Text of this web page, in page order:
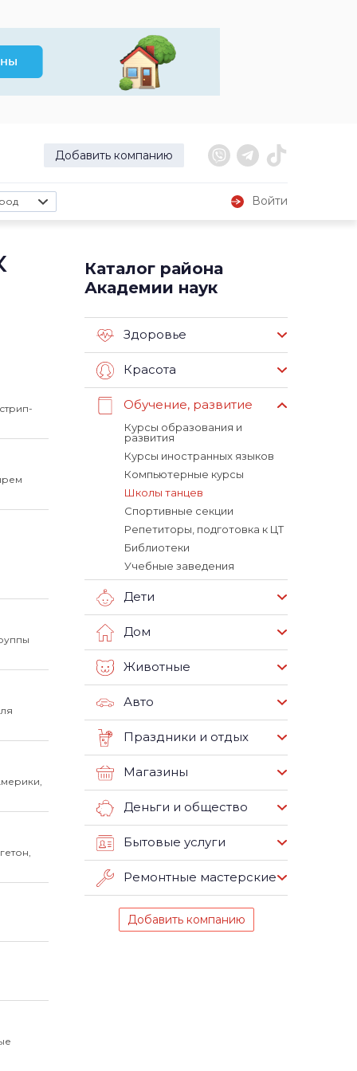
Добавить компанию
Войти
Каталог района
Академии наук
Здоровье
Красота
Обучение, развитие
Курсы образования и
развития
Курсы иностранных языков
Компьютерные курсы
Школы танцев
Спортивные секции
Репетиторы, подготовка к ЦТ
Библиотеки
Учебные заведения
Дети
Дом
Животные
Авто
Праздники и отдых
Магазины
Деньги и общество
Бытовые услуги
Ремонтные мастерские
Добавить компанию